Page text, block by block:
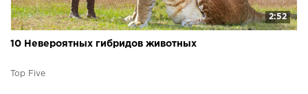
2:52
10 Невероятных гибридов животных
Top Five